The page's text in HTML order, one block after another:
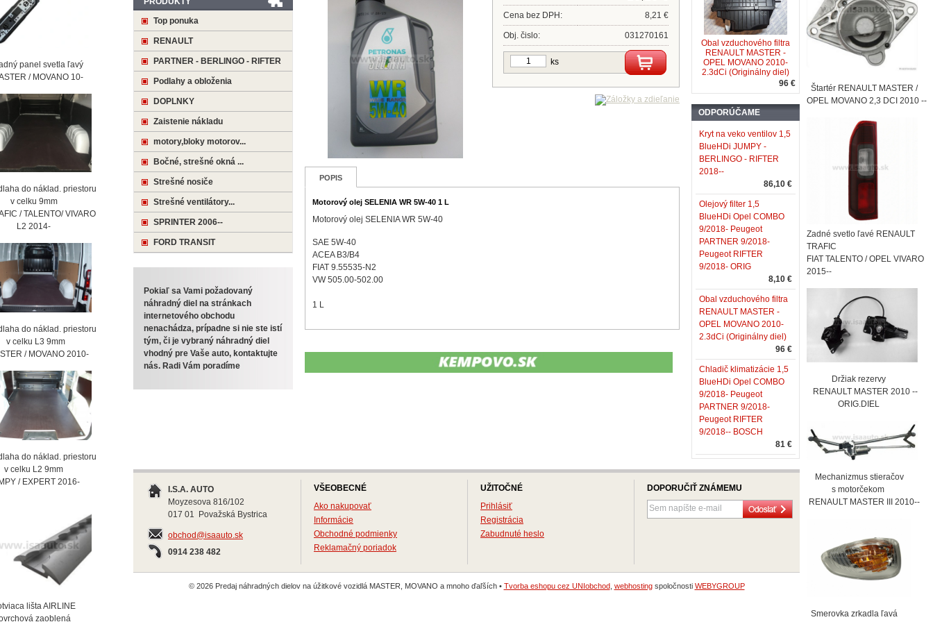
Cena bez DPH: 8,21 €
Obj. čislo: 031270161
ks
POPIS
Motorový olej SELENIA WR 5W-40 1 L
Motorový olej SELENIA WR 5W-40
SAE 5W-40
ACEA B3/B4
FIAT 9.55535-N2
VW 505.00-502.00
1 L
Obal vzduchového filtra
RENAULT MASTER -
OPEL MOVANO 2010-
2.3dCi (Originálny diel)
96 €
ODPORÚČAME
Kryt na veko ventilov 1,5
BlueHDi JUMPY -
BERLINGO - RIFTER
2018--
86,10 €
Olejový filter 1,5
BlueHDi Opel COMBO
9/2018- Peugeot
PARTNER 9/2018-
Peugeot RIFTER
9/2018- ORIG
8,10 €
Obal vzduchového filtra
RENAULT MASTER -
OPEL MOVANO 2010-
2.3dCi (Originálny diel)
96 €
Chladič klimatizácie 1,5
BlueHDi Opel COMBO
9/2018- Peugeot
PARTNER 9/2018-
Peugeot RIFTER
9/2018-- BOSCH
81 €
Top ponuka
RENAULT
PARTNER - BERLINGO - RIFTER
Podlahy a obloženia
DOPLNKY
Zaistenie nákladu
motory,bloky motorov...
Bočné, strešné okná ...
Strešné nosiče
Strešné ventilátory...
SPRINTER 2006--
FORD TRANSIT
Pokiaľ sa Vami požadovaný
náhradný diel na stránkach
internetového obchodu
nenachádza, prípadne si nie ste istí
tým, či je vybraný náhradný diel
vhodný pre Vaše auto, kontaktujte
nás. Radi Vám poradíme
I.S.A. AUTO
Moyzesova 816/102
017 01 Považská Bystrica
obchod@isaauto.sk
0914 238 482
VŠEOBECNÉ
Ako nakupovať
Informácie
Obchodné podmienky
Reklamačný poriadok
UŽITOČNÉ
Prihlásiť
Registrácia
Zabudnuté heslo
DOPORUČIŤ ZNÁMEMU
© 2026 Predaj náhradných dielov na úžitkové vozidlá MASTER, MOVANO a mnoho ďaľších • Tvorba eshopu cez UNIobchod, webhostingspoločnosti WEBYGROUP
panel svetla ľavý
/ MOVANO 10-
do náklad. priestoru
9mm
/ TALENTO/ VIVARO
2014-
do náklad. priestoru
L3 9mm
/ MOVANO 2010-
do náklad. priestoru
L2 9mm
/ EXPERT 2016-
lišta AIRLINE
zaoblená
Štartér RENAULT MASTER /
OPEL MOVANO 2,3 DCI 2010 --
Zadné svetlo ľavé RENAULT
TRAFIC
FIAT TALENTO / OPEL VIVARO
2015--
Držiak rezervy
RENAULT MASTER 2010 --
ORIG.DIEL
Mechanizmus stieračov
s motorčekom
RENAULT MASTER III 2010--
Smerovka zrkadla ľavá